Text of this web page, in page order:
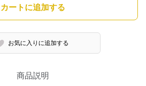
カートに追加する
お気に入りに追加する
商品説明